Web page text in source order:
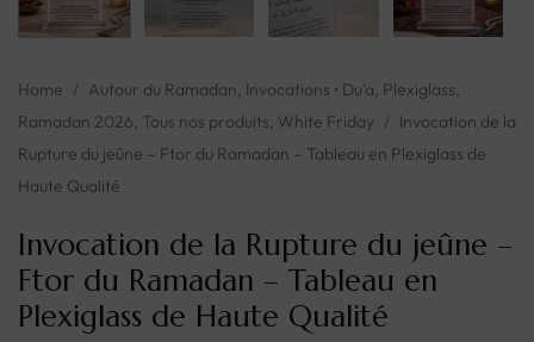
Home / Autour du Ramadan, Invocations • Du'a, Plexiglass,
Ramadan 2026, Tous nos produits, White Friday / Invocation de la
Rupture du jeûne – Ftor du Ramadan – Tableau en Plexiglass de
Haute Qualité
Invocation de la Rupture du jeûne –
Ftor du Ramadan – Tableau en
Plexiglass de Haute Qualité